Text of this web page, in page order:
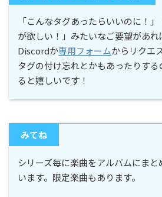
「こんなタグあったらいいのに！
が欲しい！」みたいなご要望があれ
Discordか専用フォームからリクエ
タグの付け忘れとかもあったりす
ると嬉しいです！
みてね
シリーズ毎に楽曲をアルバムにま
います。限定楽曲もあります。